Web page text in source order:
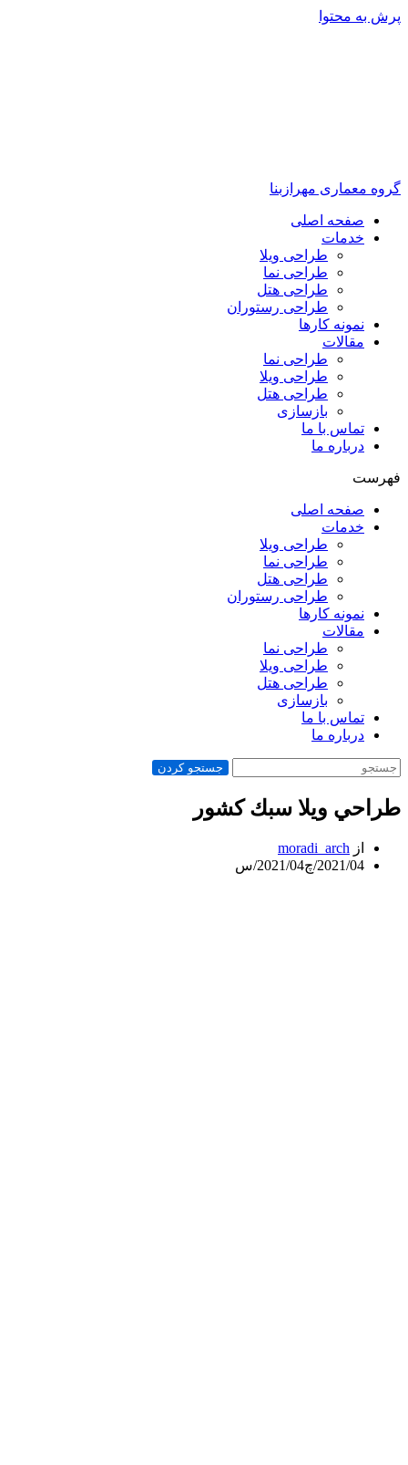
پرش به محتوا
گروه معماری مهرازبنا
صفحه اصلی
خدمات
طراحی ویلا
طراحی نما
طراحی هتل
طراحی رستوران
نمونه کارها
مقالات
طراحی نما
طراحی ویلا
طراحی هتل
بازسازی
تماس با ما
درباره ما
فهرست
صفحه اصلی
خدمات
طراحی ویلا
طراحی نما
طراحی هتل
طراحی رستوران
نمونه کارها
مقالات
طراحی نما
طراحی ویلا
طراحی هتل
بازسازی
تماس با ما
درباره ما
جستجو کردن
طراحي ويلا سبك كشور
از moradi_arch
2021/04/چ
2021/04/س